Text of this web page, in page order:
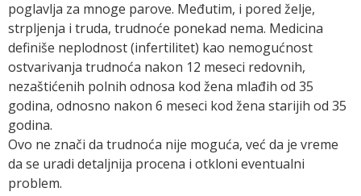
poglavlja za mnoge parove. Međutim, i pored želje,
strpljenja i truda, trudnoće ponekad nema. Medicina
definiše neplodnost (infertilitet) kao nemogućnost
ostvarivanja trudnoća nakon 12 meseci redovnih,
nezaštićenih polnih odnosa kod žena mlađih od 35
godina, odnosno nakon 6 meseci kod žena starijih od 35
godina.
Ovo ne znači da trudnoća nije moguća, već da je vreme
da se uradi detaljnija procena i otkloni eventualni
problem.